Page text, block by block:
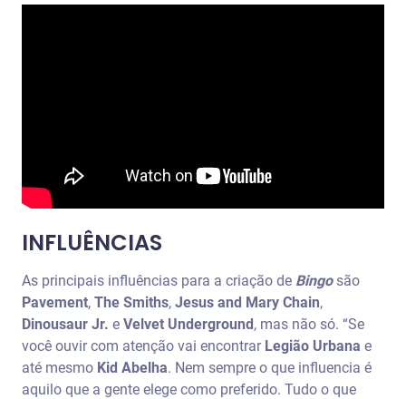
INFLUÊNCIAS
As principais influências para a criação de Bingo são
Pavement, The Smiths, Jesus and Mary Chain,
Dinousaur Jr. e Velvet Underground, mas não só. “Se
você ouvir com atenção vai encontrar Legião Urbana e
até mesmo Kid Abelha. Nem sempre o que influencia é
aquilo que a gente elege como preferido. Tudo o que